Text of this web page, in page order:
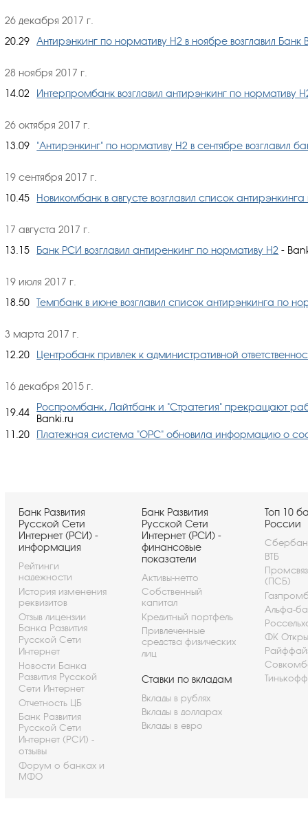
26 декабря 2017 г.
20.29
Антирэнкинг по нормативу Н2 в ноябре возглавил Банк
28 ноября 2017 г.
14.02
Интерпромбанк возглавил антирэнкинг по нормативу
26 октября 2017 г.
13.09
"Антирэнкинг" по нормативу Н2 в сентябре возглавил
19 сентября 2017 г.
10.45
Новикомбанк в августе возглавил список
17 августа 2017 г.
13.15
Банк РСИ возглавил антиренкинг по нормативу Н2 -
19 июля 2017 г.
18.50
Темпбанк в июне возглавил список антирэнкинга по
3 марта 2017 г.
12.20
Центробанк привлек к административной
16 декабря 2015 г.
19.44
Роспромбанк, Лайтбанк и "Стратегия" прекращают
Banki.ru
11.20
Платежная система "ОРС" обновила информацию о
Банк Развития
Русской Сети
Интернет (РСИ) -
информация
Рейтинги
надежности
История изменения
реквизитов
Отзыв лицензии
Банка Развития
Русской Сети
Интернет
Новости Банка
Развития Русской
Сети Интернет
Отчетность ЦБ
Банк Развития
Русской Сети
Интернет (РСИ) -
отзывы
Форум о банках и
МФО
Банк Развития
Русской Сети
Интернет (РСИ) -
финансовые
показатели
Активы-нетто
Собственный
капитал
Кредитный портфель
Привлеченные
средства физических
лиц
Ставки по вкладам
Вклады в рублях
Вклады в долларах
Вклады в евро
Топ 10
России
ВТБ
(ПСБ)
Альфа-
ФК